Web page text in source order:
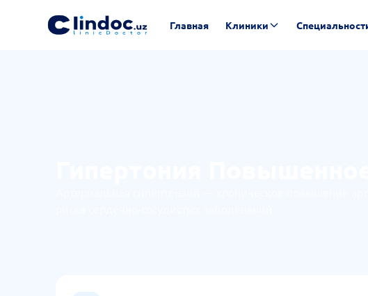
Главная Клиники